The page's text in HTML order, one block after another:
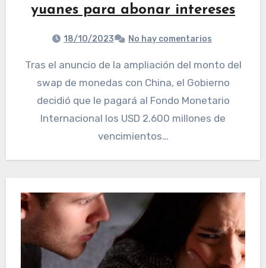
yuanes para abonar intereses
18/10/2023 No hay comentarios
Tras el anuncio de la ampliación del monto del
swap de monedas con China, el Gobierno
decidió que le pagará al Fondo Monetario
Internacional los USD 2.600 millones de
vencimientos…